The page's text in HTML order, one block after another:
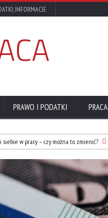
INFORMACJE
PRAWO I PODATKI PRACA
siebie w pracy – czy można to zmienić?